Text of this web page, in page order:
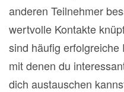
anderen Teilnehmer
wertvolle Kontakte
sind häufig erfolgreiche
mit denen du
dich austauschen